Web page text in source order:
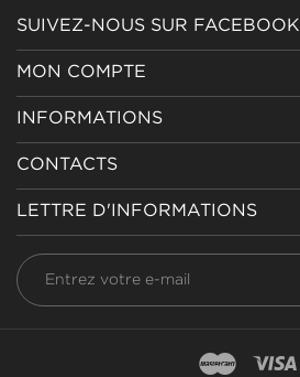
SUIVEZ-NOUS SUR FACEBOOK
MON COMPTE
INFORMATIONS
CONTACTS
LETTRE D'INFORMATIONS